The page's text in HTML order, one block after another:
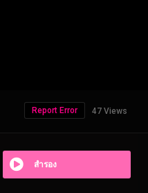
47 Views
Report Error
สำรอง